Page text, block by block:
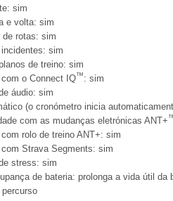
sim
e volta: sim
de rotas: sim
sim
de treino: sim
o Connect IQ™: sim
áudio: sim
(o cronómetro inicia
com as mudanças eletrónicas ANT+
rolo de treino ANT+: sim
Strava Segments: sim
stress: sim
de bateria: prolonga a vida útil